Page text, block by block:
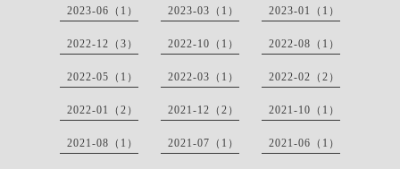
2023-06（1） 2023-03（1） 2023-01（1）
2022-12（3） 2022-10（1） 2022-08（1）
2022-05（1） 2022-03（1） 2022-02（2）
2022-01（2） 2021-12（2） 2021-10（1）
2021-08（1） 2021-07（1） 2021-06（1）